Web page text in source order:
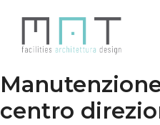
contenuto
centro